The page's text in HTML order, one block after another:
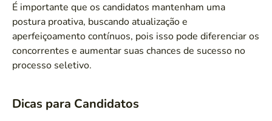
É importante que os candidatos mantenham uma
postura proativa, buscando atualização e
aperfeiçoamento contínuos, pois isso pode diferenciar os
concorrentes e aumentar suas chances de sucesso no
processo seletivo.
Dicas para Candidatos